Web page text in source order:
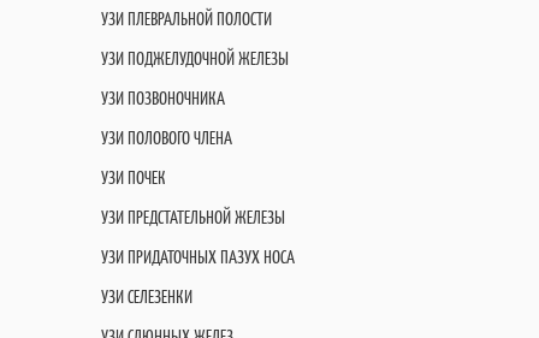
УЗИ ПЛЕВРАЛЬНОЙ ПОЛОСТИ
УЗИ ПОДЖЕЛУДОЧНОЙ ЖЕЛЕЗЫ
УЗИ ПОЗВОНОЧНИКА
УЗИ ПОЛОВОГО ЧЛЕНА
УЗИ ПОЧЕК
УЗИ ПРЕДСТАТЕЛЬНОЙ ЖЕЛЕЗЫ
УЗИ ПРИДАТОЧНЫХ ПАЗУХ НОСА
УЗИ СЕЛЕЗЕНКИ